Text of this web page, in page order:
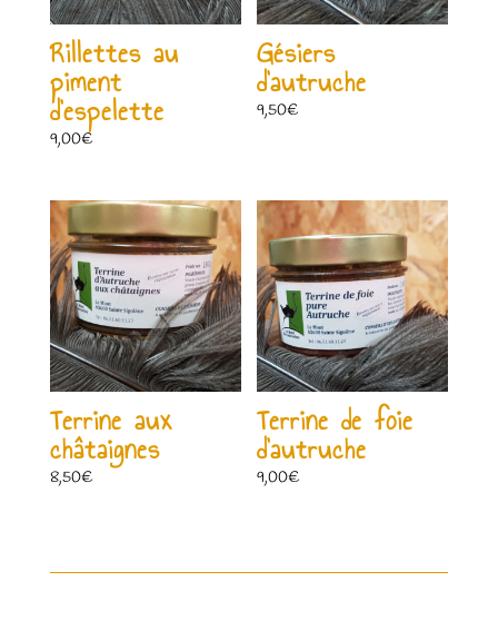
Rillettes au
piment
d’espelette
9,00€
Gésiers
d’autruche
9,50€
Terrine aux
châtaignes
8,50€
Terrine de foie
d’autruche
9,00€